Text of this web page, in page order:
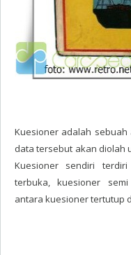
Kuesioner adalah
data tersebut akan diolah
Kuesioner sendiri
terbuka, kuesioner
antara kuesioner tertutup